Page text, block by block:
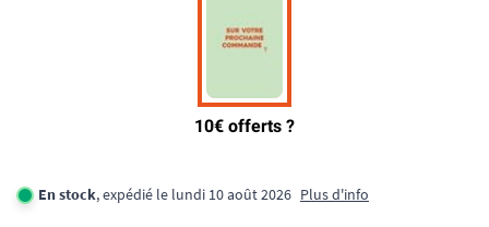
En stock, expédié le lundi 10 août 2026 Plus d'info